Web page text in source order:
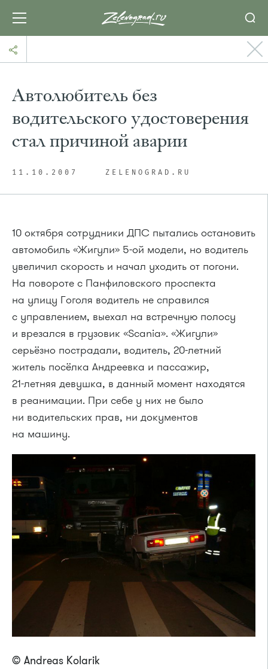
Автолюбитель без
водительского удостоверения
стал причиной аварии
11.10.2007 ZELENOGRAD.RU
10 октября сотрудники ДПС пытались остановить
автомобиль «Жигули» 5-ой модели, но водитель
увеличил скорость и начал уходить от погони.
На повороте с Панфиловского проспекта
на улицу Гоголя водитель не справился
с управлением, выехал на встречную полосу
и врезался в грузовик «Scania». «Жигули»
серьёзно пострадали, водитель, 20-летний
житель посёлка Андреевка и пассажир,
21-летняя девушка, в данный момент находятся
в реанимации. При себе у них не было
ни водительских прав, ни документов
на машину.
© Andreas Kolarik